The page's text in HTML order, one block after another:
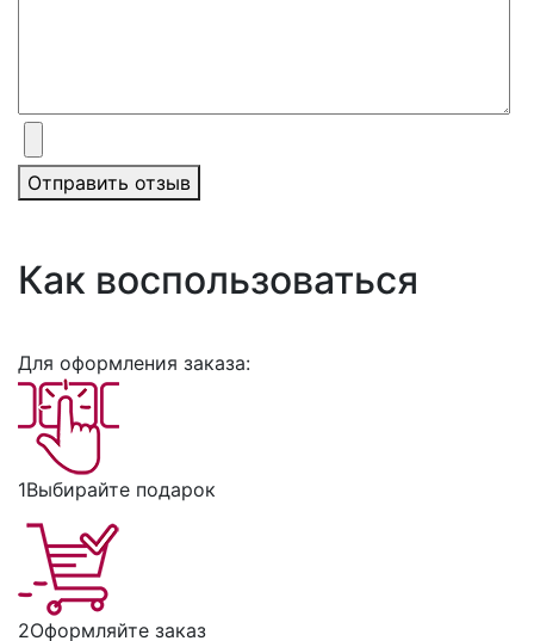
Отправить отзыв
Как воспользоваться
Для оформления заказа:
1Выбирайте подарок
2Оформляйте заказ